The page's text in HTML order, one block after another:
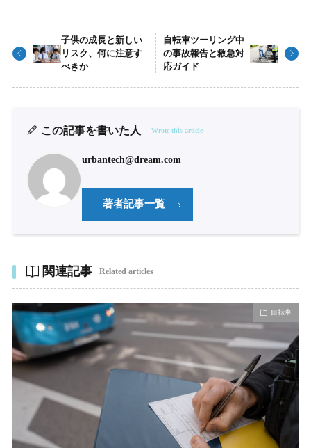
子供の成長と新しい
リスク、何に注意す
べきか
自転車ツーリング中
の事故報告と救急対
応ガイド
この記事を書いた人 Wrote this article
urbantech@dream.com
著者記事一覧
関連記事 Related articles
自転車